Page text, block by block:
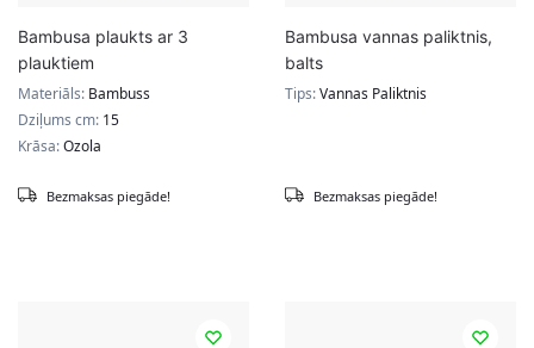
Bambusa plaukts ar 3
plauktiem
Materiāls: Bambuss
Dziļums cm: 15
Krāsa:Ozola
Bezmaksas piegāde!
Bambusa vannas paliktnis,
balts
Tips:Vannas Paliktnis
Bezmaksas piegāde!